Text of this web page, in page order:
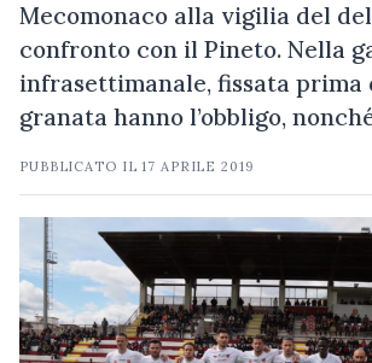
Mecomonaco alla vigilia del
confronto con il Pineto. Nella
infrasettimanale, fissata prima
granata hanno l’obbligo,
PUBBLICATO IL17 APRILE 2019